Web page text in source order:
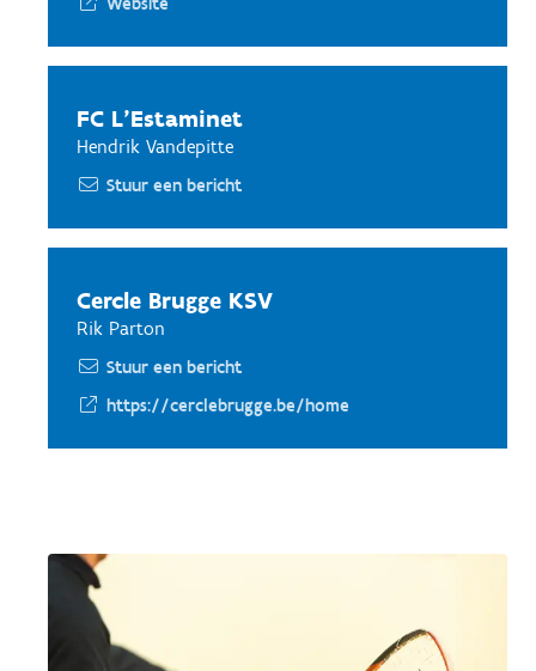
FC L'Estaminet
Hendrik Vandepitte
Stuur een bericht
Cercle Brugge KSV
Rik Parton
Stuur een bericht
https://cerclebrugge.be/home